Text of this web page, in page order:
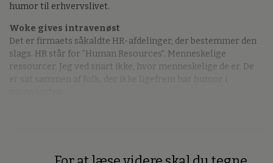
humor til erhvervslivet.
Woke gives intravenøst
Det er firmaets såkaldte HR-afdelinger, der bestemmer den
slags. HR står for ”Human Resources”. Menneskelige
ressourcer. Jeg ved snart ikke, hvor menneskelige de er. De